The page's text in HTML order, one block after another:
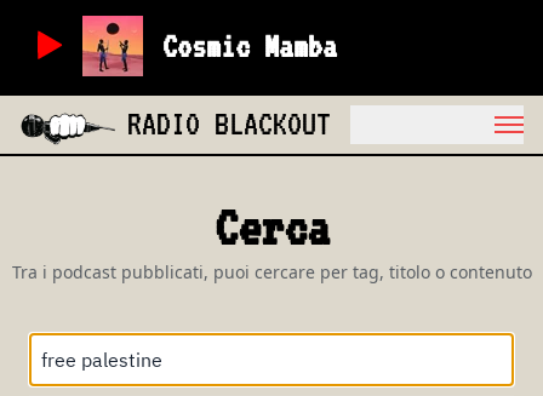
Cosmic Mamba
RADIO BLACKOUT
Cerca
Tra i podcast pubblicati, puoi cercare per tag, titolo o contenuto